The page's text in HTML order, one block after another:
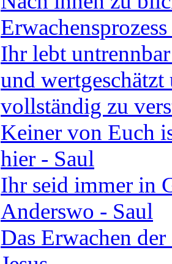
Ihr lebt
und wertgeschätzt
vollständig zu
Keiner von Euch
hier - Saul
Ihr seid immer in
Anderswo - Saul
Das Erwachen